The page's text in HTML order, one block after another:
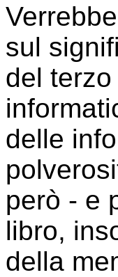
sul
del
delle
però - e
libro,
della